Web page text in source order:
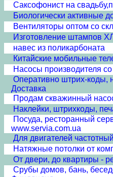
Cаксофонист на
Биологически активные
Вентиляторы оптом со
Изготовление штампов
навес из поликарбоната
Китайские мобильные
Насосы производителя
Оперативно штрих-коды,
Доставка
Продам скважинный
Наклейки, штрихкоды,
Посуда, ресторанный
www.servia.com.ua
Для двигателей
Натяжные потолки от
От двери, до квартиры -
Срубы домов, бань,